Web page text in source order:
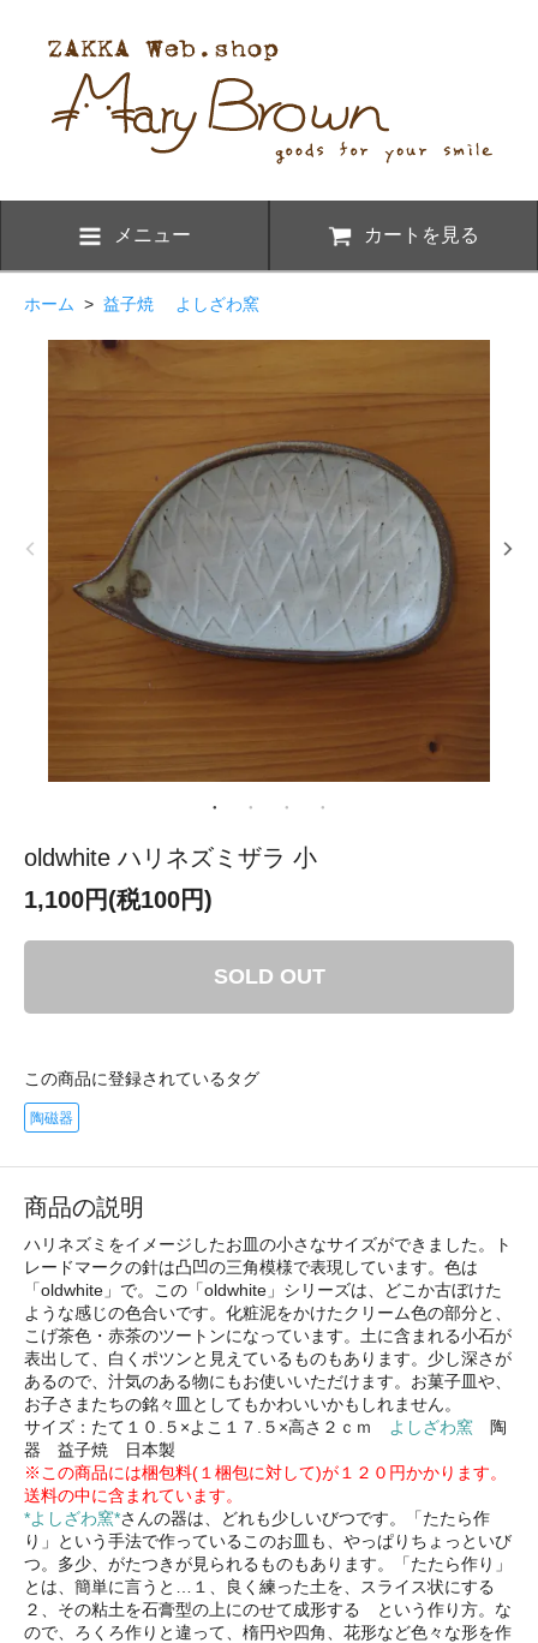
メニュー カートを見る
ホーム > 益子焼 よしざわ窯
oldwhite ハリネズミザラ 小
1,100円(税100円)
SOLD OUT
この商品に登録されているタグ
陶磁器
商品の説明
ハリネズミをイメージしたお皿の小さなサイズができました。ト
レードマークの針は凸凹の三角模様で表現しています。色は
「oldwhite」で。この「oldwhite」シリーズは、どこか古ぼけた
ような感じの色合いです。化粧泥をかけたクリーム色の部分と、
こげ茶色・赤茶のツートンになっています。土に含まれる小石が
表出して、白くポツンと見えているものもあります。少し深さが
あるので、汁気のある物にもお使いいただけます。お菓子皿や、
お子さまたちの銘々皿としてもかわいいかもしれません。
サイズ：たて１０.５×よこ１７.５×高さ２ｃｍ
よしざわ窯 陶
器 益子焼 日本製
※この商品には梱包料(１梱包に対して)が１２０円かかります。
送料の中に含まれています。
*よしざわ窯*さんの器は、どれも少しいびつです。「たたら作
り」という手法で作っているこのお皿も、やっぱりちょっといび
つ。多少、がたつきが見られるものもあります。「たたら作り」
とは、簡単に言うと…１、良く練った土を、スライス状にする
２、その粘土を石膏型の上にのせて成形する という作り方。な
ので、ろくろ作りと違って、楕円や四角、花形など色々な形を作